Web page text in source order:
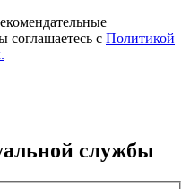
соглашаетесь с Политикой
службы